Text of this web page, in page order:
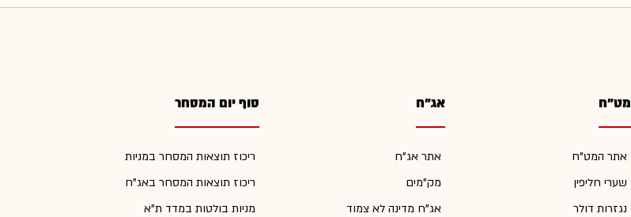
מט"ח
אתר המט"ח
שערי חליפין
נגזרות דולר
אג"ח
אתר אג"ח
מק"מים
אג"ח מדינה לא צמוד
סוף יום המסחר
ריכוז תוצאות המסחר במניות
ריכוז תוצאות המסחר באג"ח
מניות בולטות במדד ת"א